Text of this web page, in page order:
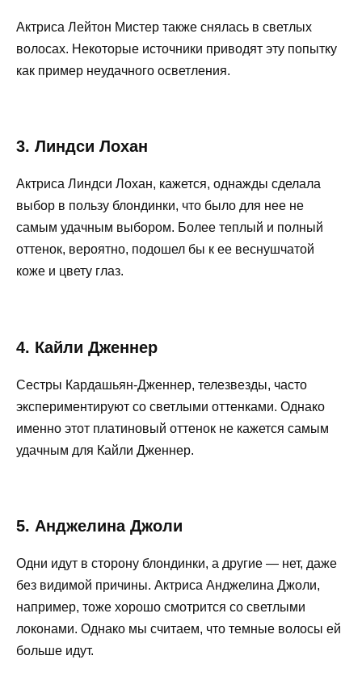
Актриса Лейтон Мистер также снялась в светлых
волосах. Некоторые источники приводят эту попытку
как пример неудачного осветления.
3. Линдси Лохан
Актриса Линдси Лохан, кажется, однажды сделала
выбор в пользу блондинки, что было для нее не
самым удачным выбором. Более теплый и полный
оттенок, вероятно, подошел бы к ее веснушчатой ​​
коже и цвету глаз.
4. Кайли Дженнер
Сестры Кардашьян-Дженнер, телезвезды, часто
экспериментируют со светлыми оттенками. Однако
именно этот платиновый оттенок не кажется самым
удачным для Кайли Дженнер.
5. Анджелина Джоли
Одни идут в сторону блондинки, а другие — нет, даже
без видимой причины. Актриса Анджелина Джоли,
например, тоже хорошо смотрится со светлыми
локонами. Однако мы считаем, что темные волосы ей
больше идут.